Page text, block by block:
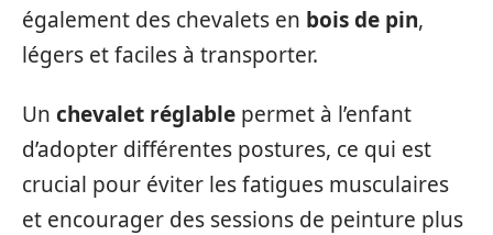
également des chevalets en bois de pin,
légers et faciles à transporter.
Un chevalet réglable permet à l’enfant
d’adopter différentes postures, ce qui est
crucial pour éviter les fatigues musculaires
et encourager des sessions de peinture plus